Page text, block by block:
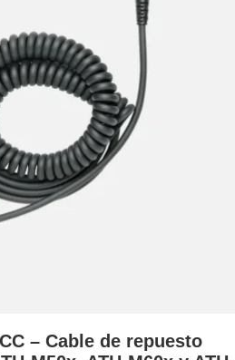
– Cable de repuesto